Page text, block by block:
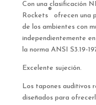
Con una clasificación
Rockets
®
ofrecen una
de los ambientes con
independientemente
la norma ANSI S3.19-
Excelente sujeción.
Los tapones auditivos
diseñados para